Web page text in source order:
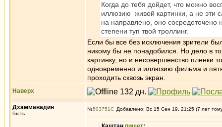
Когда до тебя дойдет, что можно
иллюзию живой картинки, а не эти
на направлено, оно
степени туп твой троллинг.
Если бы все без исключения зрители
никому бы не понадобился. Но дело в
картинку, но и несовершенство пленки
одновременно и иллюзию фильма и
проходить сквозь экран.
Наверх
Дхаммавадин
Гость
№503751 Добавлено: Вс 15 Сен 19, 21:25 (7 лет